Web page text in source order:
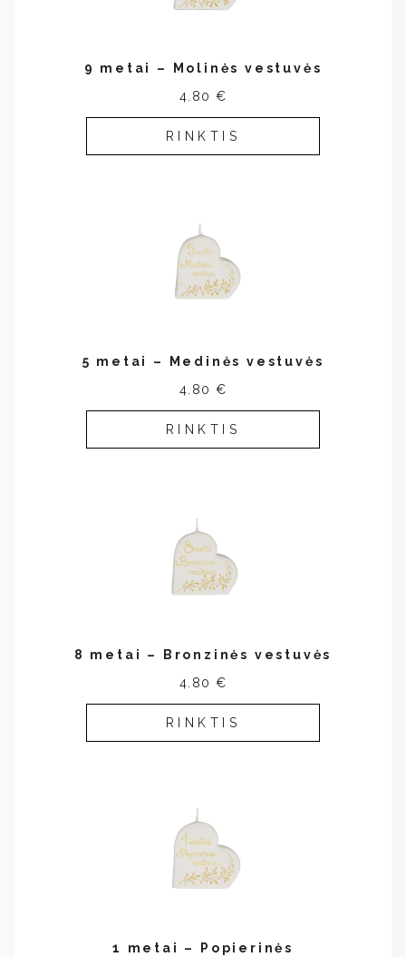
9 metai – Molinės vestuvės
4.80 €
RINKTIS
5 metai – Medinės vestuvės
4.80 €
RINKTIS
8 metai – Bronzinės vestuvės
4.80 €
RINKTIS
1 metai – Popierinės